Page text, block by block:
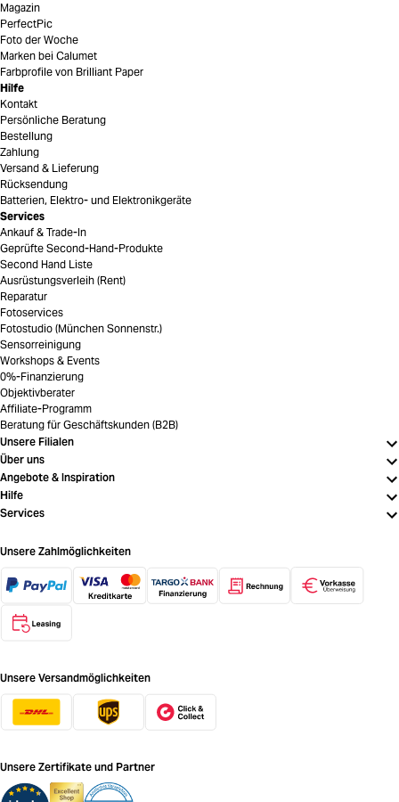
Magazin
PerfectPic
Foto der Woche
Marken bei Calumet
Farbprofile von Brilliant Paper
Hilfe
Kontakt
Persönliche Beratung
Bestellung
Zahlung
Versand & Lieferung
Rücksendung
Batterien, Elektro- und Elektronikgeräte
Services
Ankauf & Trade-In
Geprüfte Second-Hand-Produkte
Second Hand Liste
Ausrüstungsverleih (Rent)
Reparatur
Fotoservices
Fotostudio (München Sonnenstr.)
Sensorreinigung
Workshops & Events
0%-Finanzierung
Objektivberater
Affiliate-Programm
Beratung für Geschäftskunden (B2B)
Unsere Filialen
Über uns
Angebote & Inspiration
Hilfe
Services
Unsere Zahlmöglichkeiten
Unsere Versandmöglichkeiten
Unsere Zertifikate und Partner